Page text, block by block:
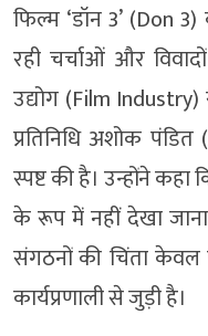
फिल्म ‘डॉन 3’
रही चर्चाओं और
उद्योग (Film
प्रतिनिधि अशोक
स्पष्ट की है। उन्होंने
के रूप में नहीं देखा
संगठनों की चिंता केवल
कार्यप्रणाली से जुड़ी है।